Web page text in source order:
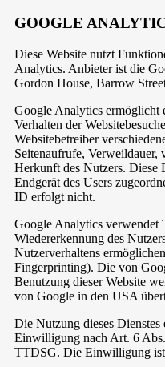
GOOGLE
Diese Website nutzt
Analytics. Anbieter ist die
Gordon House, Barrow
Google Analytics ermöglicht
Verhalten der
Websitebetreiber
Seitenaufrufe, Verweildauer,
Herkunft des Nutzers. Diese
Endgerät des Users
ID erfolgt nicht.
Google Analytics verwendet
Wiedererkennung des
Nutzerverhaltens
Fingerprinting). Die von
Benutzung dieser Website
von Google in den USA
Die Nutzung dieses
Einwilligung nach Art. 6
TTDSG. Die Einwilligung